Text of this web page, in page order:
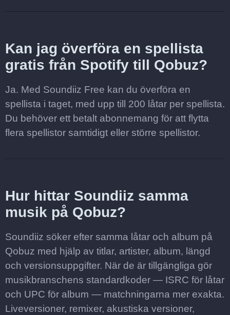
Kan jag överföra en spellista
gratis från Spotify till Qobuz?
Ja. Med Soundiiz Free kan du överföra en
spellista i taget, med upp till 200 låtar per spellista.
Du behöver ett betalt abonnemang för att flytta
flera spellistor samtidigt eller större spellistor.
Hur hittar Soundiiz samma
musik på Qobuz?
Soundiiz söker efter samma låtar och album på
Qobuz med hjälp av titlar, artister, album, längd
och versionsuppgifter. När de är tillgängliga gör
musikbranschens standardkoder — ISRC för låtar
och UPC för album — matchningarna mer exakta.
Liveversioner, remixer, akustiska versioner,